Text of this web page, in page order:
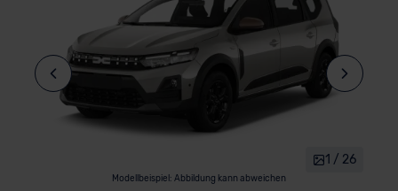
Modellbeispiel: Abbildung kann abweichen
1 / 26